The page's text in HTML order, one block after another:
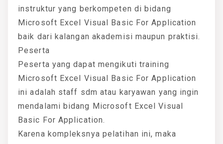
instruktur yang berkompeten di bidang
Microsoft Excel Visual Basic For Application
baik dari kalangan akademisi maupun praktisi.
Peserta
Peserta yang dapat mengikuti training
Microsoft Excel Visual Basic For Application
ini adalah staff sdm atau karyawan yang ingin
mendalami bidang Microsoft Excel Visual
Basic For Application.
Karena kompleksnya pelatihan ini, maka